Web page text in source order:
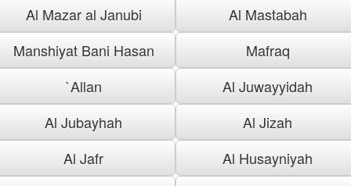
Al Mazar al Janubi
Al Mastabah
Manshiyat Bani Hasan
Mafraq
`Allan
Al Juwayyidah
Al Jubayhah
Al Jizah
Al Jafr
Al Husayniyah